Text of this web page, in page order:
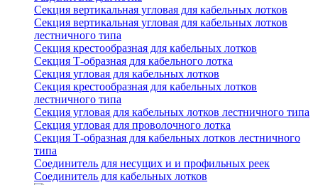
Секция вертикальная угловая для кабельных лотков
Секция вертикальная угловая для кабельных лотков
лестничного типа
Секция крестообразная для кабельных лотков
Секция Т-образная для кабельного лотка
Секция угловая для кабельных лотков
Секция крестообразная для кабельных лотков
лестничного типа
Секция угловая для кабельных лотков лестничного типа
Секция угловая для проволочного лотка
Секция Т-образная для кабельных лотков лестничного
типа
Соединитель для несущих и и профильных реек
Соединитель для кабельных лотков